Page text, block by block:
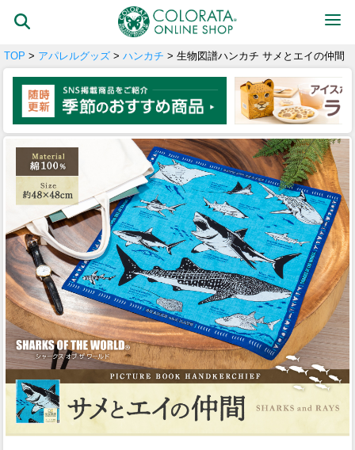
TOP > アパレルグッズ > ハンカチ > 生物図譜ハンカチ サメとエイの仲間